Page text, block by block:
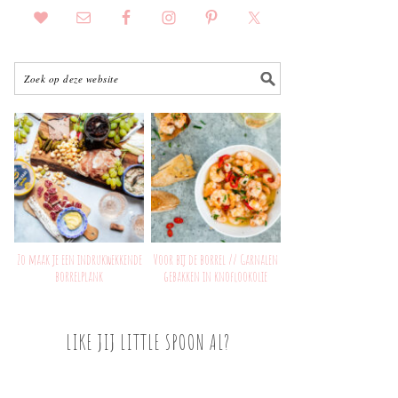
Zo maak je een indrukwekkende
borrelplank
Voor bij de borrel // Garnalen
gebakken in knoflookolie
LIKE JIJ LITTLE SPOON AL?